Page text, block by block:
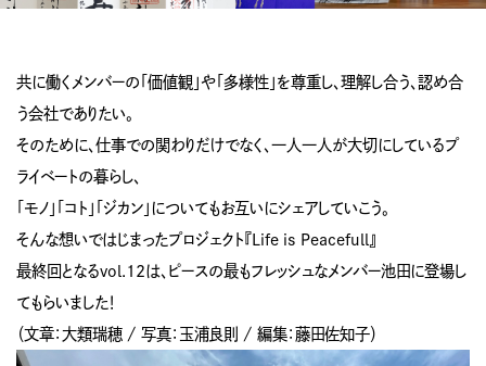
共に働くメンバーの「価値観」や「多様性」を尊重し、理解し合う、認め合
う会社でありたい。
そのために、仕事での関わりだけでなく、一人一人が大切にしているプ
ライベートの暮らし、
「モノ」「コト」「ジカン」についてもお互いにシェアしていこう。
そんな想いではじまったプロジェクト『Life is Peacefull』
最終回となるvol.12は、ピースの最もフレッシュなメンバー池田に登場し
てもらいました！
（文章：大類瑞穂 / 写真：玉浦良則 / 編集：藤田佐知子）